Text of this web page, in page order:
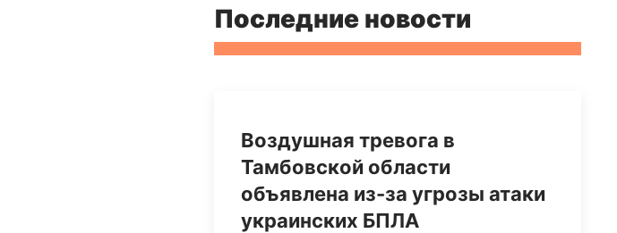
Последние новости
Воздушная тревога в
Тамбовской области
объявлена из-за угрозы атаки
украинских БПЛА